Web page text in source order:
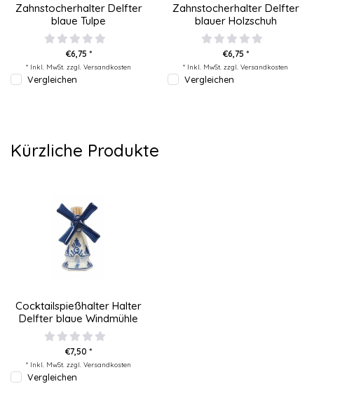
Zahnstocherhalter Delfter
blaue Tulpe
€6,75 *
* Inkl. MwSt. zzgl. Versandkosten
Vergleichen
Zahnstocherhalter Delfter
blauer Holzschuh
€6,75 *
* Inkl. MwSt. zzgl. Versandkosten
Vergleichen
Kürzliche Produkte
Cocktailspießhalter Halter
Delfter blaue Windmühle
€7,50 *
* Inkl. MwSt. zzgl. Versandkosten
Vergleichen